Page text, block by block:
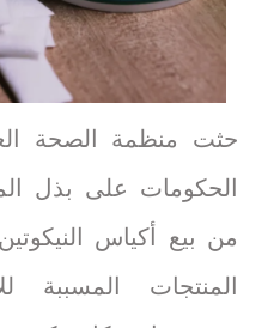
حثت منظمة الصحة
الحكومات على بذل
من بيع أكياس
المنتجات المسببة